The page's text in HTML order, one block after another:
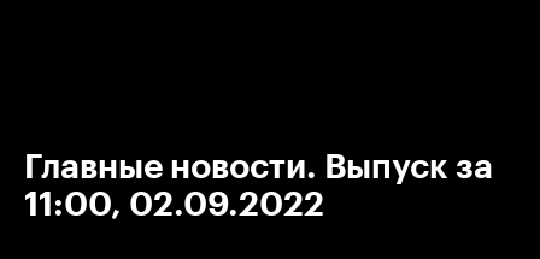
Главные новости. Выпуск за
11:00, 02.09.2022